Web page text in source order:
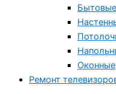
Бытовые
Оконные
Ремонт